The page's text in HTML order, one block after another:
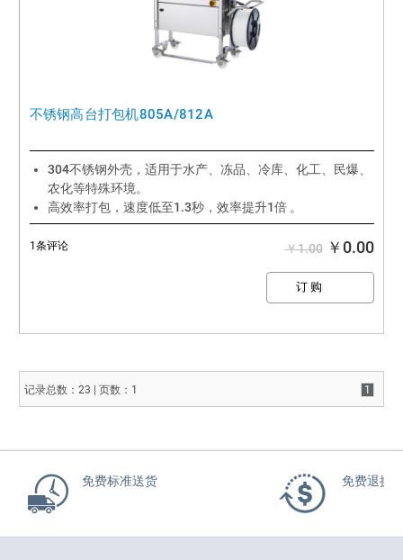
不锈钢高台打包机805A/812A
304不锈钢外壳，适用于水产、冻品、冷库、化工、民爆、
农化等特殊环境。
高效率打包，速度低至1.3秒，效率提升1倍 。
打包带使用范围更轻，更窄，节省包材成本40%以上。
￥1.00￥0.00
1条评论
记录总数：23 | 页数：1 1
免费标准送货 免费退换